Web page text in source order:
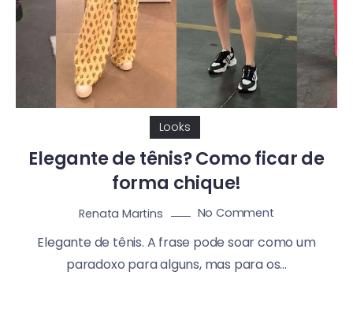
Looks
Elegante de tênis? Como ficar de
forma chique!
Renata Martins No Comment
Elegante de tênis. A frase pode soar como um
paradoxo para alguns, mas para os...